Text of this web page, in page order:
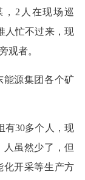
2人在现场巡
人忙不过来，现
观者。
能源集团各个矿
有30多个人，现
人虽然少了，但
化开采等生产方